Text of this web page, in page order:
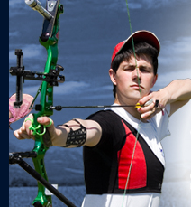
Ugrás
a
tartalomra